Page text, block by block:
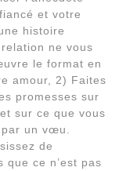
et votre
histoire
ne vous
le format en
amour, 2) Faites
promesses sur
sur ce que vous
par un vœu.
de
que ce n’est pas